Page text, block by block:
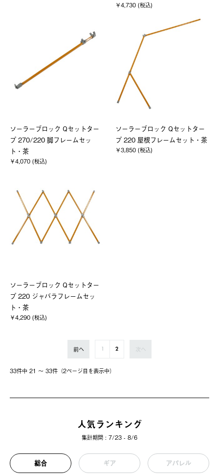
￥4,730 (税込)
ソーラーブロック Qセットター
プ 270/220 脚フレームセッ
ト・茶
￥4,070 (税込)
ソーラーブロック Qセットター
プ 220 屋根フレームセット・茶
￥3,850 (税込)
ソーラーブロック Qセットター
プ 220 ジャバラフレームセッ
ト・茶
￥4,290 (税込)
33件中 21 〜 33件（2ページ⽬を表⽰中）
前へ 2 次へ
人気ランキング
集計期間 : 7/23 - 8/6
総合 ギア アパレル